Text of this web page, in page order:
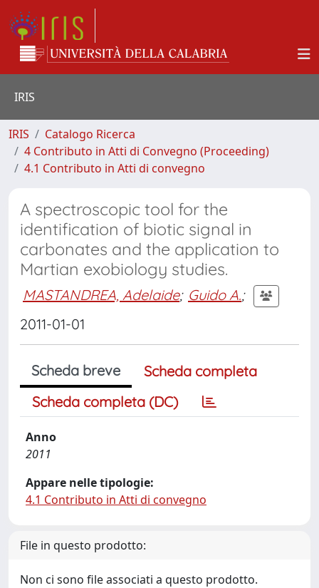
IRIS
IRIS
Catalogo Ricerca
4 Contributo in Atti di Convegno (Proceeding)
4.1 Contributo in Atti di convegno
A spectroscopic tool for the
identification of biotic signal in
carbonates and the application to
Martian exobiology studies.
MASTANDREA, Adelaide; Guido A.;
2011-01-01
Scheda breve
Scheda completa
Scheda completa (DC)
Anno
2011
Appare nelle tipologie:
4.1 Contributo in Atti di convegno
File in questo prodotto:
Non ci sono file associati a questo prodotto.